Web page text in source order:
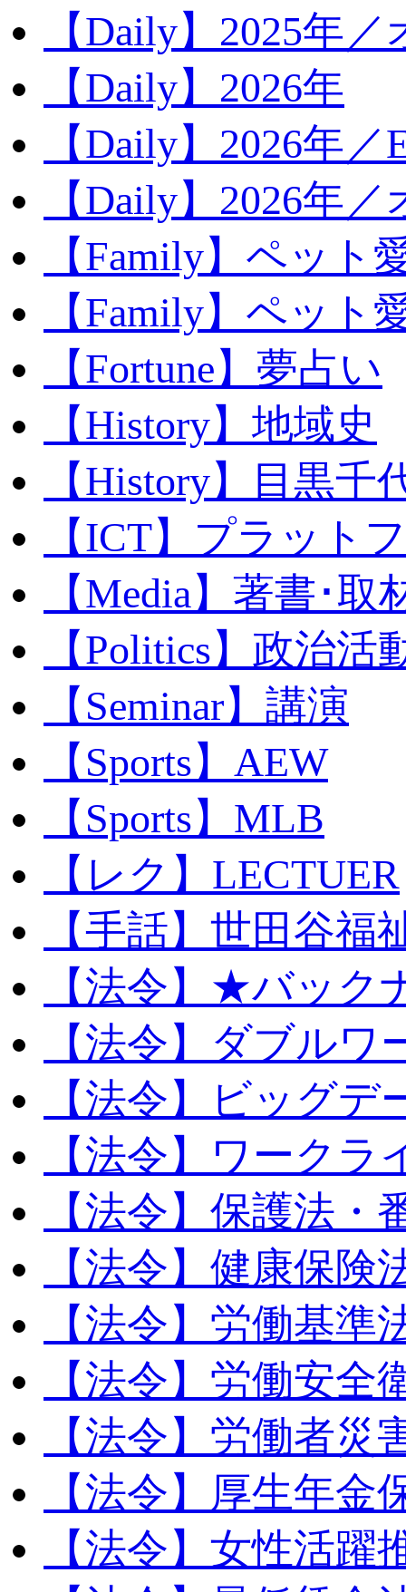
【Daily】2025年
【Daily】2026年
【Daily】2026年／
【Daily】2026年
【Family】ペット
【Family】ペット
【Fortune】夢占い
【History】地域史
【History】目黒千
【ICT】プラット
【Media】著書･取
【Politics】政治活
【Seminar】講演
【Sports】AEW
【Sports】MLB
【レク】LECTUER
【手話】世田谷福
【法令】★バック
【法令】ダブルワ
【法令】ビッグデ
【法令】ワークラ
【法令】保護法・
【法令】健康保険
【法令】労働基準
【法令】労働安全
【法令】労働者災
【法令】厚生年金
【法令】女性活躍